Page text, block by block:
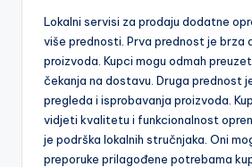
Lokalni servisi za prodaju dodatne
više prednosti. Prva prednost je brza
proizvoda. Kupci mogu odmah
čekanja na dostavu. Druga prednost
pregleda i isprobavanja proizvoda.
vidjeti kvalitetu i funkcionalnost
je podrška lokalnih stručnjaka. Oni
preporuke prilagođene potrebama